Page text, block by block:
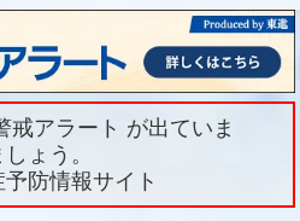
戒アラート が出ていま
ょう。
防情報サイト